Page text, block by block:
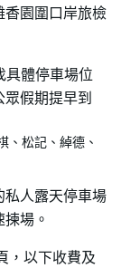
香園圍口岸旅檢
具體停車場位
假期提早到
、松記、綽德、
私人露天停車場
場。
，以下收費及